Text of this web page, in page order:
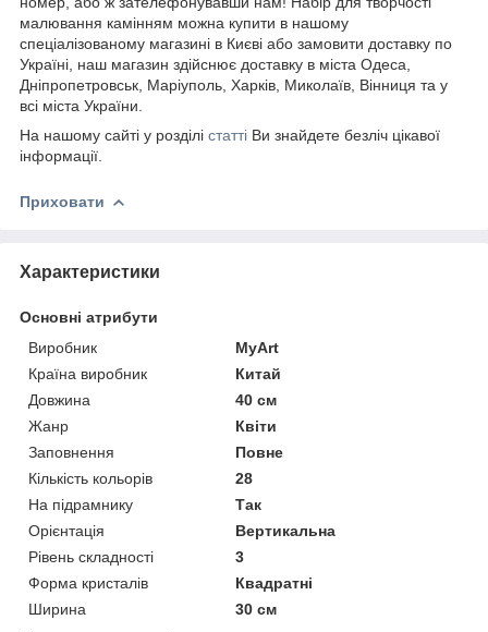
малювання камінням можна купити в нашому
спеціалізованому магазині в Києві або замовити доставку по
Україні, наш магазин здійснює доставку в міста Одеса,
Дніпропетровськ, Маріуполь, Харків, Миколаїв, Вінниця та у
всі міста України.
На нашому сайті у розділі статті Ви знайдете безліч цікавої
інформації.
Приховати
Характеристики
Основні атрибути
Виробник
MyArt
Країна виробник
Китай
Довжина
40 см
Жанр
Квіти
Заповнення
Повне
Кількість кольорів
28
На підрамнику
Так
Орієнтація
Вертикальна
Рівень складності
3
Форма кристалів
Квадратні
Ширина
30 см